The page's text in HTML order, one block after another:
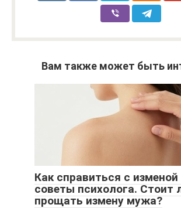
Вам также может быть
Как справиться с
советы психолога. Стоит
прощать измену мужа?